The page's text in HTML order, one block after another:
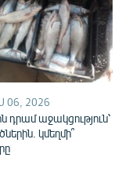
06, 2026
դրամ աջակցություն՝
կմեղմի՞